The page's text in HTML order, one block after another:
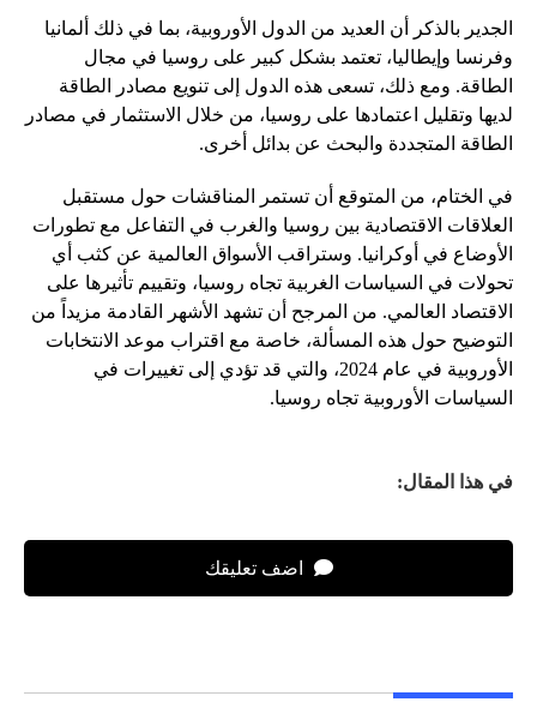
الجدير بالذكر أن العديد من الدول الأوروبية، بما في ذلك ألمانيا
وفرنسا وإيطاليا، تعتمد بشكل كبير على روسيا في مجال
الطاقة. ومع ذلك، تسعى هذه الدول إلى تنويع مصادر الطاقة
لديها وتقليل اعتمادها على روسيا، من خلال الاستثمار في مصادر
الطاقة المتجددة والبحث عن بدائل أخرى.
في الختام، من المتوقع أن تستمر المناقشات حول مستقبل
العلاقات الاقتصادية بين روسيا والغرب في التفاعل مع تطورات
الأوضاع في أوكرانيا. وستراقب الأسواق العالمية عن كثب أي
تحولات في السياسات الغربية تجاه روسيا، وتقييم تأثيرها على
الاقتصاد العالمي. من المرجح أن تشهد الأشهر القادمة مزيداً من
التوضيح حول هذه المسألة، خاصة مع اقتراب موعد الانتخابات
الأوروبية في عام 2024، والتي قد تؤدي إلى تغييرات في
السياسات الأوروبية تجاه روسيا.
في هذا المقال:
اضف تعليقك